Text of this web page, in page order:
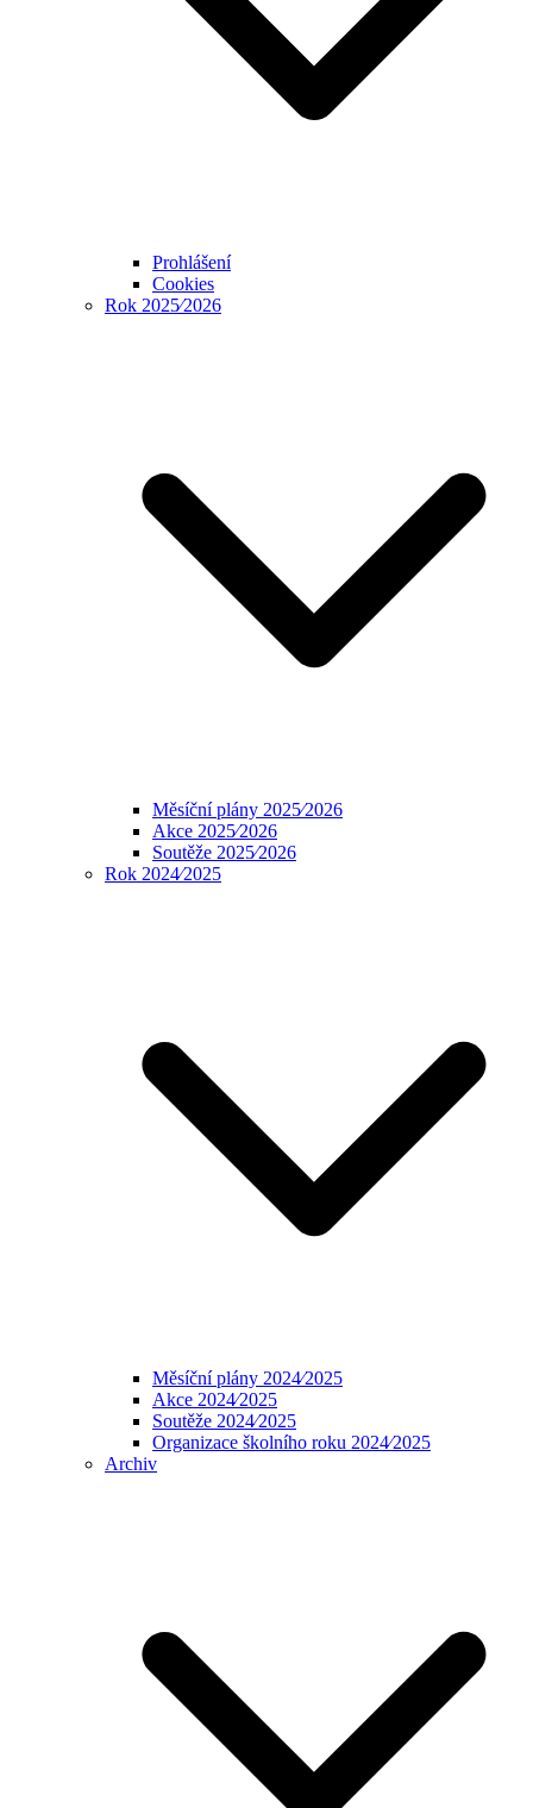
Prohlášení
Cookies
Rok 2025⁄2026
Měsíční plány 2025⁄2026
Akce 2025⁄2026
Soutěže 2025⁄2026
Rok 2024⁄2025
Měsíční plány 2024⁄2025
Akce 2024⁄2025
Soutěže 2024⁄2025
Organizace školního roku 2024⁄2025
Archiv